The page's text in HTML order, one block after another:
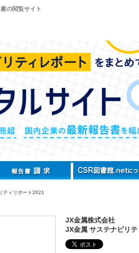
の閲覧サイト
ティリポート2021
JX金属株式会社
JX金属 サステナビリ